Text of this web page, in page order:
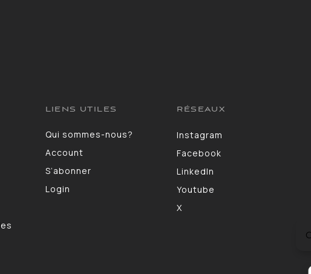
LIENS UTILES
Qui sommes-nous?
Account
S’abonner
Login
RÉSEAUX
Instagram
Facebook
LinkedIn
Youtube
X